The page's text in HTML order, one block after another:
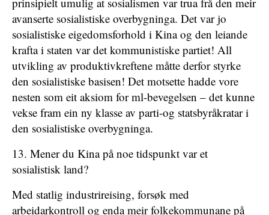
avanserte sosialistiske overbygninga. Det var jo
sosialistiske eigedomsforhold i Kina og den leiande
krafta i staten var det kommunistiske partiet! All
utvikling av produktivkreftene måtte derfor styrke
den sosialistiske basisen! Det motsette hadde vore
nesten som eit aksiom for ml-bevegelsen – det kunne
vekse fram ein ny klasse av parti-og statsbyråkratar i
den sosialistiske overbygninga.
13. Mener du Kina på noe tidspunkt var et
sosialistisk land?
Med statlig industrireising, forsøk med
arbeidarkontroll og enda meir folkekommunane på